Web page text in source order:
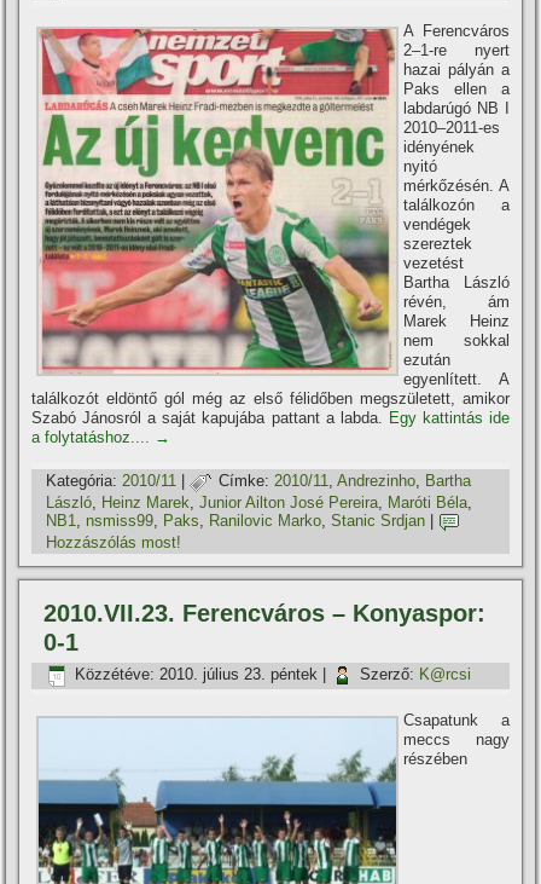
A Ferencváros
2–1-re nyert
hazai pályán a
Paks ellen a
labdarúgó NB I
2010–2011-es
idényének
nyitó
mérkőzésén. A
találkozón a
vendégek
szereztek
vezetést
Bartha László
révén, ám
Marek Heinz
nem sokkal
ezután
egyenlí­tett. A
találkozót eldöntő gól még az első félidőben megszületett, amikor
Szabó Jánosról a saját kapujába pattant a labda. Egy kattintás ide
a folytatáshoz.... →
Kategória: 2010/11 | Címke: 2010/11,Andrezinho, Bartha
László, Heinz Marek,Junior Ailton José Pereira, Maróti Béla,
NB1, nsmiss99, Paks, Ranilovic Marko,Stanic Srdjan
Hozzászólás most!
2010.VII.23. Ferencváros – Konyaspor:
0-1
Közzétéve: 2010. július 23. péntek Szerző: K@rcsi
Csapatunk a
meccs nagy
részében